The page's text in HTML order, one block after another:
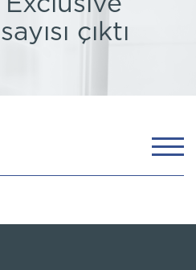
çıktı